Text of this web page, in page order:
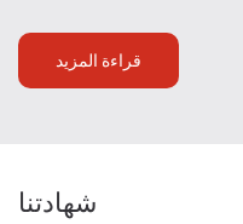
قراءة المزيد
شهادتنا